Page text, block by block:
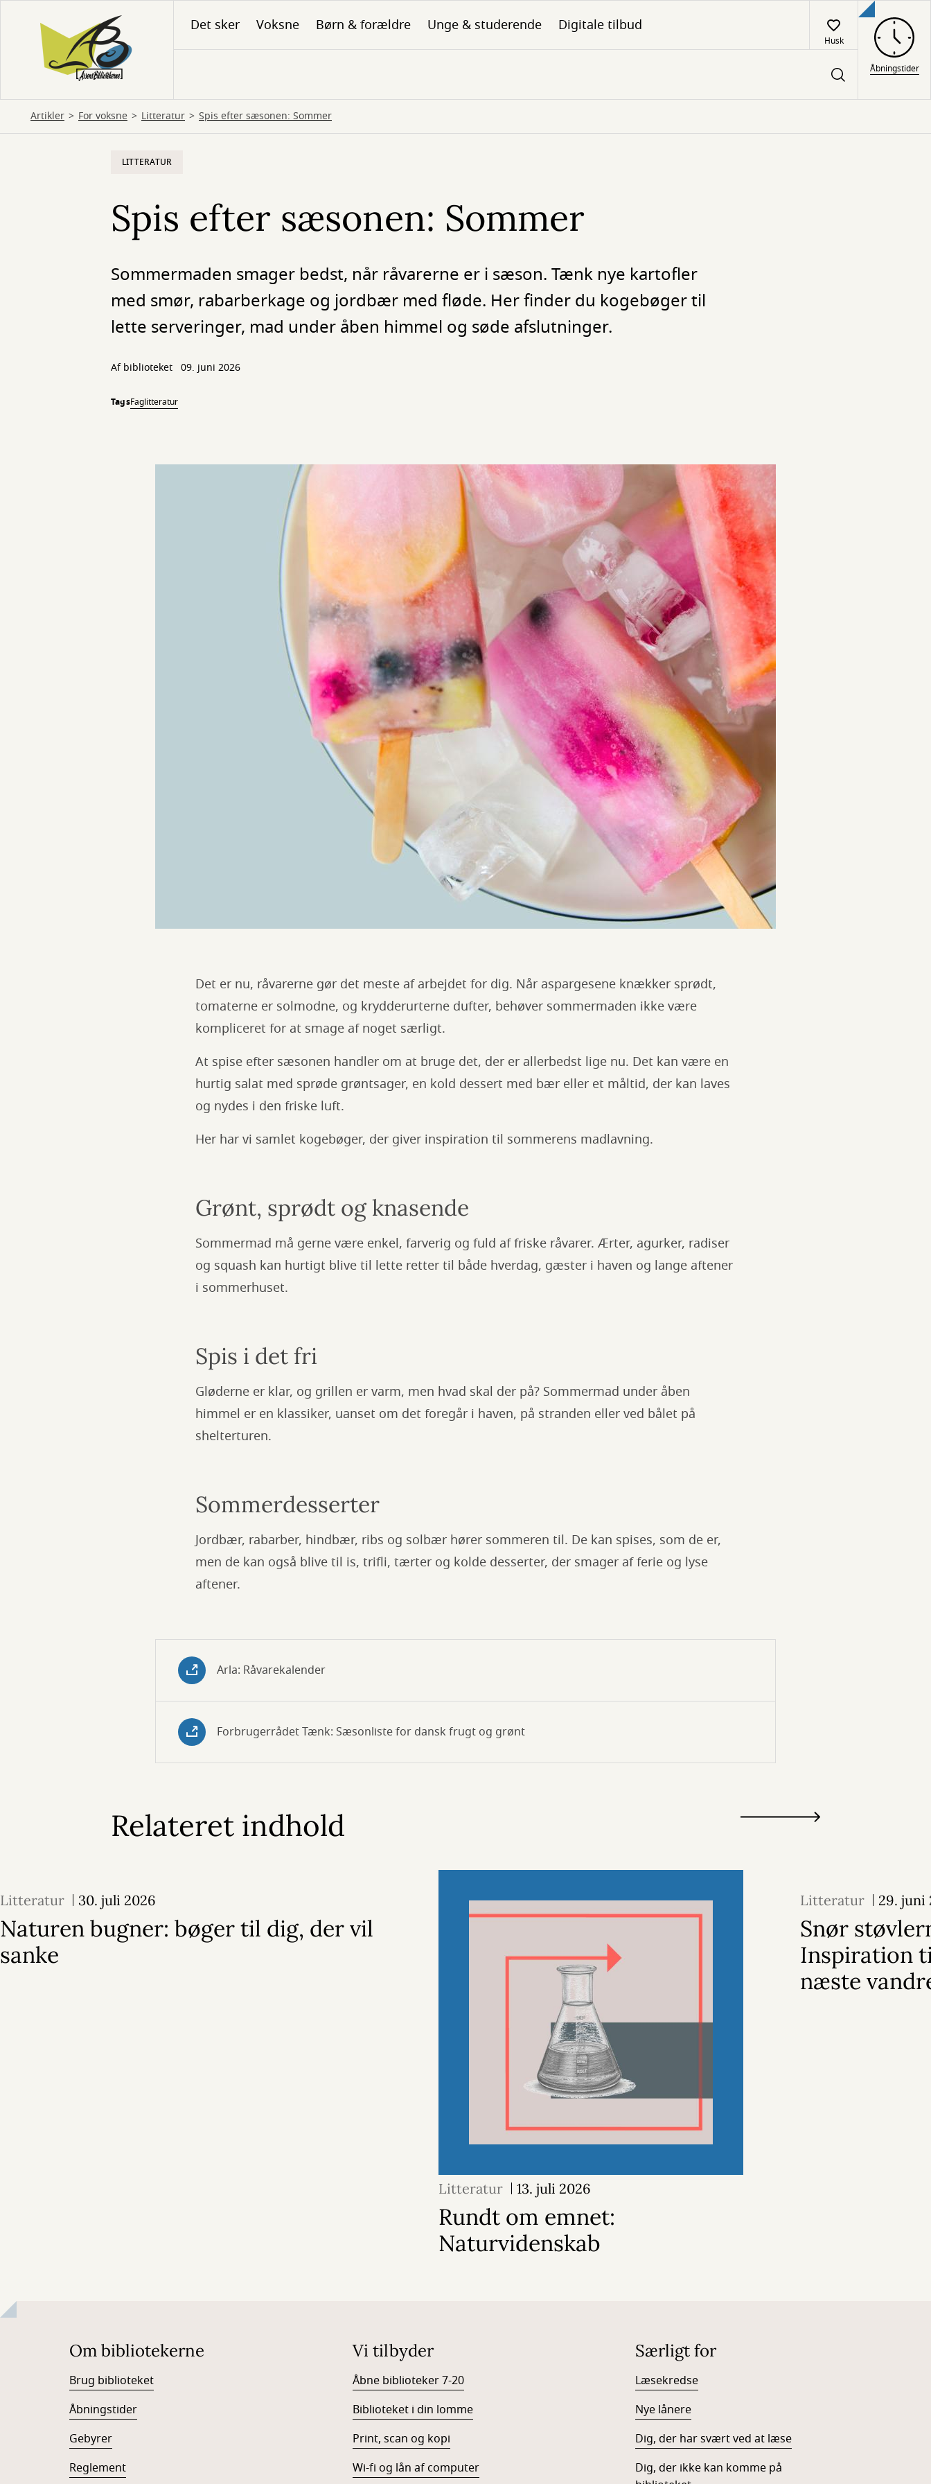
hovedindhold
Det sker Voksne Børn & forældre Unge & studerende Digitale tilbud
Husk
Åbningstider
Artikler For voksne Litteratur Spis efter sæsonen: Sommer
LITTERATUR
Spis efter sæsonen: Sommer
Sommermaden smager bedst, når råvarerne er i sæson. Tænk nye kartofler
med smør, rabarberkage og jordbær med fløde. Her finder du kogebøger til
lette serveringer, mad under åben himmel og søde afslutninger.
Af biblioteket 09. juni 2026
TagsFaglitteratur
Det er nu, råvarerne gør det meste af arbejdet for dig. Når aspargesene knækker sprødt,
tomaterne er solmodne, og krydderurterne dufter, behøver sommermaden ikke være
kompliceret for at smage af noget særligt.
At spise efter sæsonen handler om at bruge det, der er allerbedst lige nu. Det kan være en
hurtig salat med sprøde grøntsager, en kold dessert med bær eller et måltid, der kan laves
og nydes i den friske luft.
Her har vi samlet kogebøger, der giver inspiration til sommerens madlavning.
Grønt, sprødt og knasende
Sommermad må gerne være enkel, farverig og fuld af friske råvarer. Ærter, agurker, radiser
og squash kan hurtigt blive til lette retter til både hverdag, gæster i haven og lange aftener
i sommerhuset.
Spis i det fri
Gløderne er klar, og grillen er varm, men hvad skal der på? Sommermad under åben
himmel er en klassiker, uanset om det foregår i haven, på stranden eller ved bålet på
shelterturen.
Sommerdesserter
Jordbær, rabarber, hindbær, ribs og solbær hører sommeren til. De kan spises, som de er,
men de kan også blive til is, trifli, tærter og kolde desserter, der smager af ferie og lyse
aftener.
Arla: Råvarekalender
Forbrugerrådet Tænk: Sæsonliste for dansk frugt og grønt
Relateret indhold
Litteratur 30. juli 2026
Naturen bugner: bøger til dig, der vil
sanke
Litteratur 13. juli 2026
Rundt om emnet:
Naturvidenskab
Litteratur 29. juni
Snør
Inspiration
næste
Om bibliotekerne
Brug biblioteket
Åbningstider
Gebyrer
Reglement
Vi tilbyder
Åbne biblioteker 7-20
Biblioteket i din lomme
Print, scan og kopi
Wi-fi og lån af computer
Særligt for
Læsekredse
Nye lånere
Dig, der har svært ved at læse
Dig, der ikke kan komme på